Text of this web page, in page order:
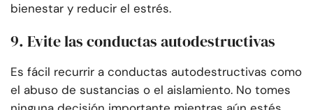
bienestar y reducir el estrés.
9. Evite las conductas autodestructivas
Es fácil recurrir a conductas autodestructivas como
el abuso de sustancias o el aislamiento. No tomes